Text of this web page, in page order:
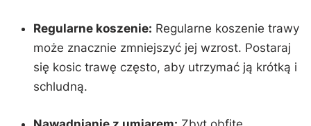
Regularne koszenie: Regularne ⁤koszenie trawy
może znacznie zmniejszyć jej⁣ wzrost. ​Postaraj
się kosic ⁣trawę często, aby utrzymać ją krótką i
schludną.